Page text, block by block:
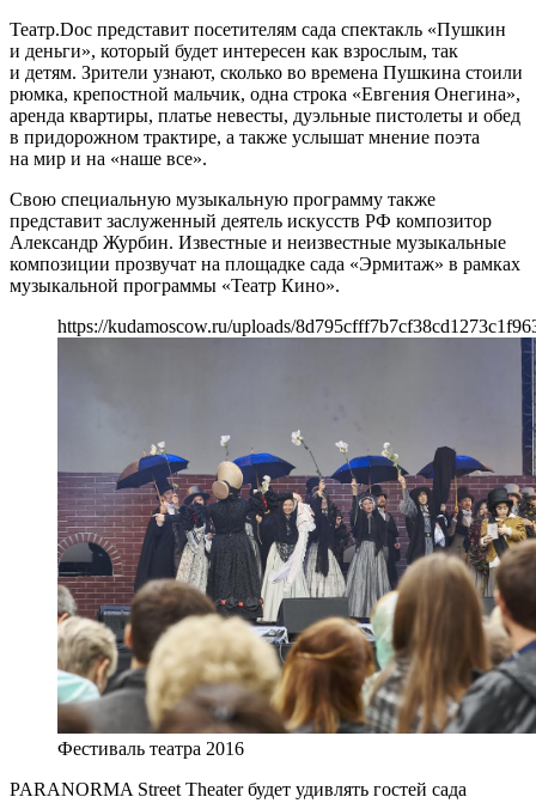
Театр.Doc представит посетителям сада спектакль «Пушкин
и деньги», который будет интересен как взрослым, так
и детям. Зрители узнают, сколько во времена Пушкина стоили
рюмка, крепостной мальчик, одна строка «Евгения Онегина»,
аренда квартиры, платье невесты, дуэльные пистолеты и обед
в придорожном трактире, а также услышат мнение поэта
на мир и на «наше все».
Свою специальную музыкальную программу также
представит заслуженный деятель искусств РФ композитор
Александр Журбин. Известные и неизвестные музыкальные
композиции прозвучат на площадке сада «Эрмитаж» в рамках
музыкальной программы «Театр Кино».
https://kudamoscow.ru/uploads/
Фестиваль театра 2016
PARANORMA Street Theater будет удивлять гостей сада